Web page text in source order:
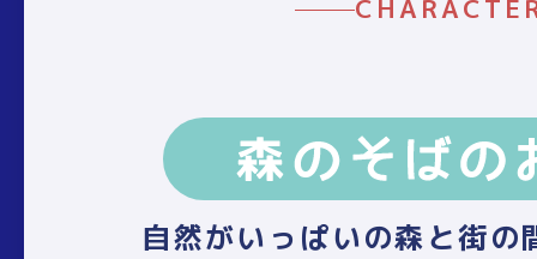
自然がいっぱいの森と街の